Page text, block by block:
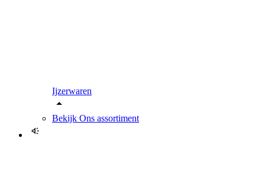
Ijzerwaren
Bekijk Ons assortiment